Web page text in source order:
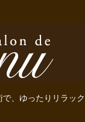
、ゆったりリラッ